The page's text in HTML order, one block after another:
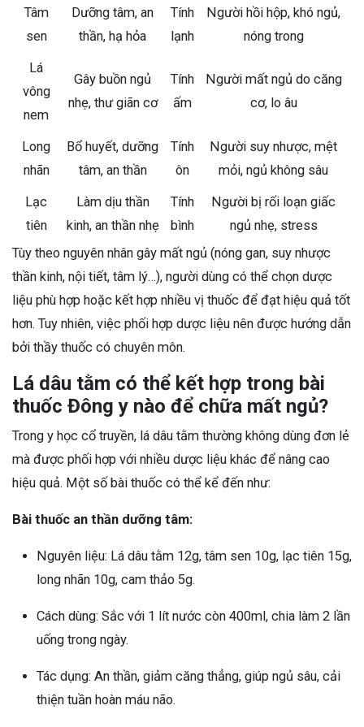
Tâm
sen
Dưỡng tâm, an
thần, hạ hỏa
Tính
lạnh
Người hồi hộp, khó ngủ,
nóng trong
Lá
vông
nem
Gây buồn ngủ
nhẹ, thư giãn cơ
Tính
ấm
Người mất ngủ do căng
cơ, lo âu
Long
nhãn
Bổ huyết, dưỡng
tâm, an thần
Tính
ôn
Người suy nhược, mệt
mỏi, ngủ không sâu
Lạc
tiên
Làm dịu thần
kinh, an thần nhẹ
Tính
bình
Người bị rối loạn giấc
ngủ nhẹ, stress
Tùy theo nguyên nhân gây mất ngủ (nóng gan, suy nhược
thần kinh, nội tiết, tâm lý…), người dùng có thể chọn dược
liệu phù hợp hoặc kết hợp nhiều vị thuốc để đạt hiệu quả tốt
hơn. Tuy nhiên, việc phối hợp dược liệu nên được hướng dẫn
bởi thầy thuốc có chuyên môn.
Lá dâu tằm có thể kết hợp trong bài
thuốc Đông y nào để chữa mất ngủ?
Trong y học cổ truyền, lá dâu tằm thường không dùng đơn lẻ
mà được phối hợp với nhiều dược liệu khác để nâng cao
hiệu quả. Một số bài thuốc có thể kể đến như:
Bài thuốc an thần dưỡng tâm:
Nguyên liệu: Lá dâu tằm 12g, tâm sen 10g, lạc tiên 15g,
long nhãn 10g, cam thảo 5g.
Cách dùng: Sắc với 1 lít nước còn 400ml, chia làm 2 lần
uống trong ngày.
Tác dụng: An thần, giảm căng thẳng, giúp ngủ sâu, cải
thiện tuần hoàn máu não.